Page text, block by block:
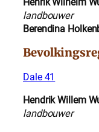
landbouwer
Berendina
Dale 41
Hendrik Willem
landbouwer